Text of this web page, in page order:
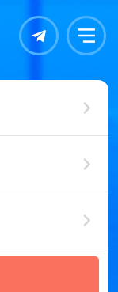
Контакты Меню